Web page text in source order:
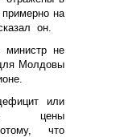
примерно на
он.
министр не
Молдовы
или
цены
что